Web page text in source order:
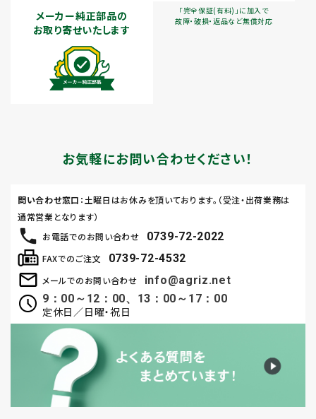
「完全保証(有料)」に加入で
故障・破損・返品など無償対応
メーカー純正部品の
お取り寄せいたします
お気軽にお問い合わせください！
お電話でのお問い合わせ 0739-72-2022
メールでのお問い合わせ
info@agriz.net
9：00～12：00、13：00～17：00
定休日／日曜・祝日
FAXでのご注文 0739-72-4532
問い合わせ窓口 ：土曜日はお休みを頂いております。（受注・出荷業務は
通常営業となります）